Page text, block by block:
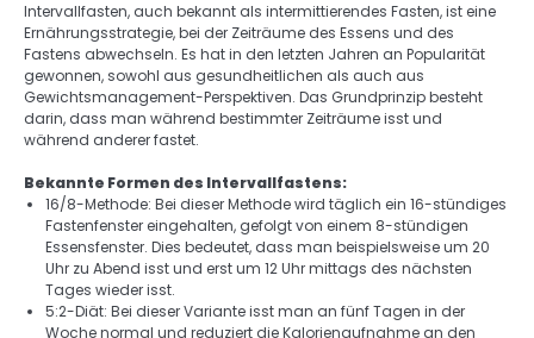
Intervallfasten, auch bekannt als intermittierendes Fasten, ist eine
Ernährungsstrategie, bei der Zeiträume des Essens und des
Fastens abwechseln. Es hat in den letzten Jahren an Popularität
gewonnen, sowohl aus gesundheitlichen als auch aus
Gewichtsmanagement-Perspektiven. Das Grundprinzip besteht
darin, dass man während bestimmter Zeiträume isst und
während anderer fastet.
Bekannte Formen des Intervallfastens:
16/8-Methode: Bei dieser Methode wird täglich ein 16-stündiges
Fastenfenster eingehalten, gefolgt von einem 8-stündigen
Essensfenster. Dies bedeutet, dass man beispielsweise um 20
Uhr zu Abend isst und erst um 12 Uhr mittags des nächsten
Tages wieder isst.
5:2-Diät: Bei dieser Variante isst man an fünf Tagen in der
Woche normal und reduziert die Kalorienaufnahme an den